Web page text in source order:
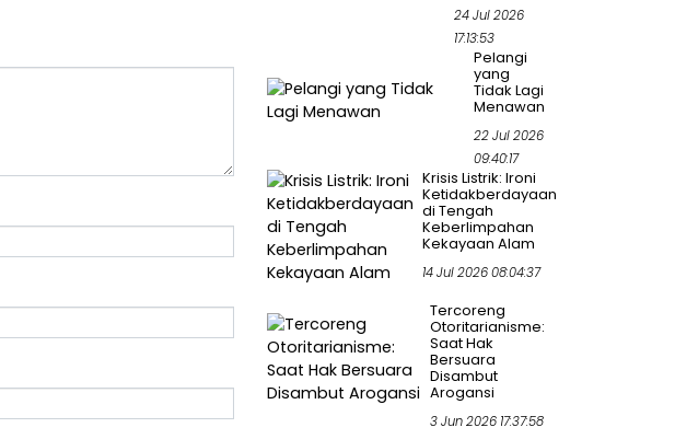
24 Jul 2026
17:13:53
Pelangi
yang
Tidak Lagi
Menawan
22 Jul 2026
09:40:17
Krisis Listrik: Ironi
Ketidakberdayaan
di Tengah
Keberlimpahan
Kekayaan Alam
14 Jul 2026 08:04:37
Tercoreng
Otoritarianisme:
Saat Hak
Bersuara
Disambut
Arogansi
3 Jun 2026 17:37:58